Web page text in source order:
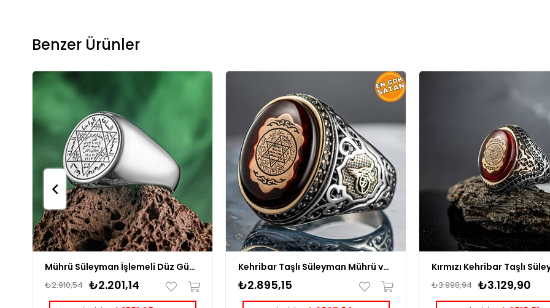
Benzer Ürünler
Mührü Süleyman İşlemeli Düz Gümüş Yüzük
₺2.201,14
₺2.910,54
Kehribar Taşlı Süleyman Mührü ve Tuğralı Gümüş Erkek Yüzük
₺2.895,15 ₺3.129,90
₺3.998,94